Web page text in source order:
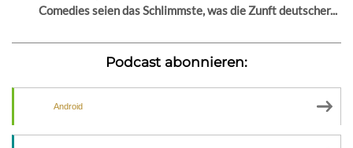
Comedies seien das Schlimmste, was die Zunft deutscher...
Podcast abonnieren:
Android